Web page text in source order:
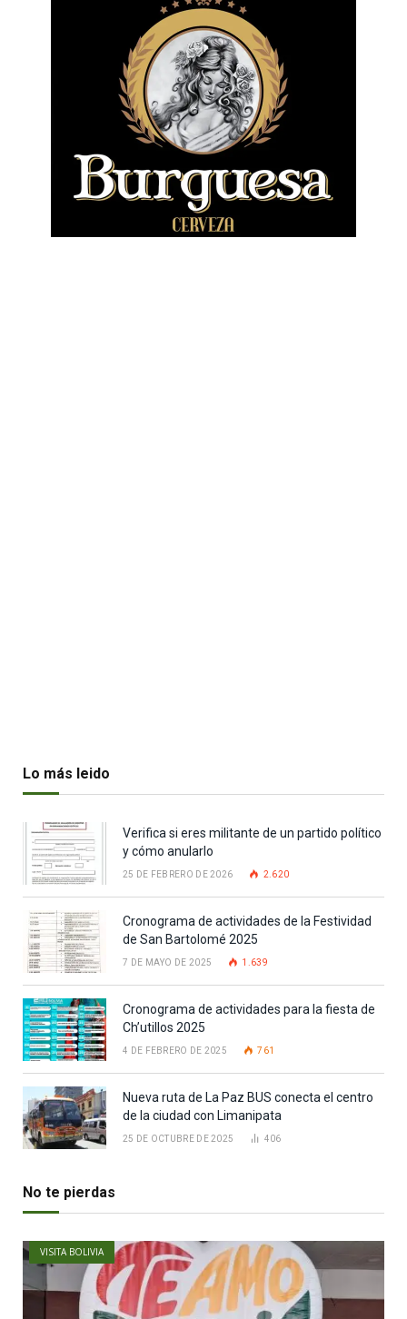
Lo más leido
Verifica si eres militante de un partido político
y cómo anularlo
25 DE FEBRERO DE 2026 2.620
Cronograma de actividades de la Festividad
de San Bartolomé 2025
7 DE MAYO DE 2025 1.639
Cronograma de actividades para la fiesta de
Ch’utillos 2025
4 DE FEBRERO DE 2025 761
Nueva ruta de La Paz BUS conecta el centro
de la ciudad con Limanipata
25 DE OCTUBRE DE 2025 406
No te pierdas
VISITA BOLIVIA